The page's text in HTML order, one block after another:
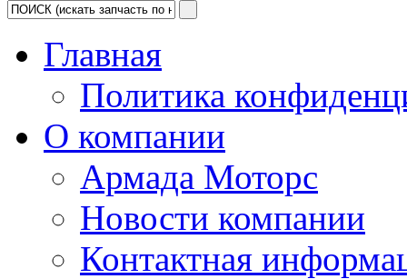
Главная
Политика
О компании
Армада Моторс
Новости компании
Контактная